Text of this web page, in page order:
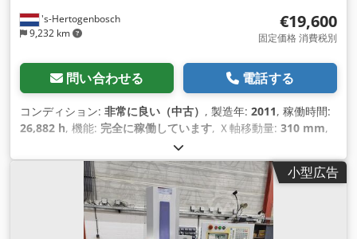
's-Hertogenbosch
9,232 km
€19,600
固定価格 消費税別
問い合わせる 電話する
コンディション: 非常に良い（中古） , 製造年: 2011, 稼働時間:
26,882 h, 機能: 完全に稼働しています, Ｘ軸移動量: 310 mm,
, Z軸移動距離:
小型広告